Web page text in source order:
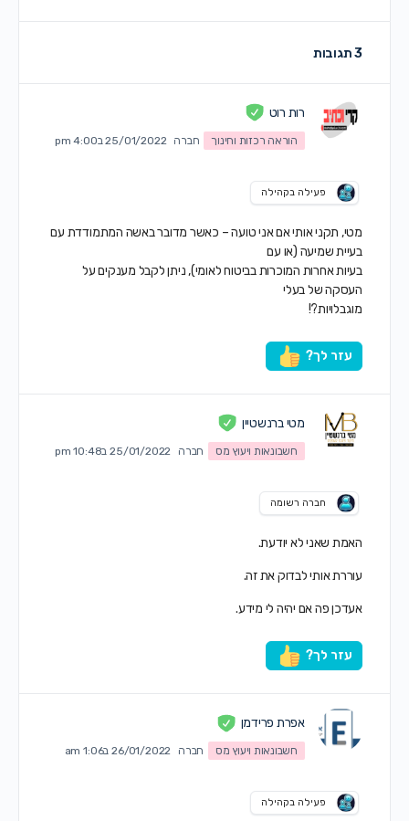
3 תגובות
רות רוט
הוראה רכזות וחינוך חברה 25/01/2022 ב4:00 pm
פעילה בקהילה
מטי, תקני אותי אם אני טועה – כאשר מדובר באשה המתמודדת עם
בעיית שמיעה (או עם
בעיות אחרות המוכרות בביטוח לאומי), ניתן לקבל מענקים על
העסקה של בעלי
מוגבלויות?!
עזר לך?
מטי ברנשטיין
חשבונאות ויעוץ מס חברה 25/01/2022 ב10:48 pm
חברה רשומה
האמת שאני לא יודעת.
עוררת אותי לבדוק את זה.
אעדכן פה אם יהיה לי מידע.
עזר לך?
אפרת פרידמן
חשבונאות ויעוץ מס חברה 26/01/2022 ב1:06 am
פעילה בקהילה